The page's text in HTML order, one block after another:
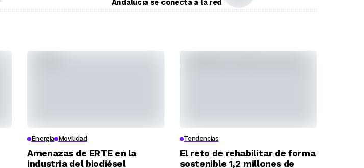
Energía Movilidad
Amenazas de ERTE en la
industria del biodiésel
Tendencias
El reto de rehabilitar de forma
sostenible 1,2 millones de